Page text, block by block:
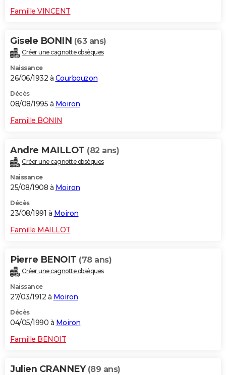
Famille VINCENT
Gisele BONIN (63 ans)
Créer une cagnotte obsèques
Naissance
26/06/1932 à Courbouzon
Décès
08/08/1995 à Moiron
Famille BONIN
Andre MAILLOT (82 ans)
Créer une cagnotte obsèques
Naissance
25/08/1908 à Moiron
Décès
23/08/1991 à Moiron
Famille MAILLOT
Pierre BENOIT (78 ans)
Créer une cagnotte obsèques
Naissance
27/03/1912 à Moiron
Décès
04/05/1990 à Moiron
Famille BENOIT
Julien CRANNEY (89 ans)